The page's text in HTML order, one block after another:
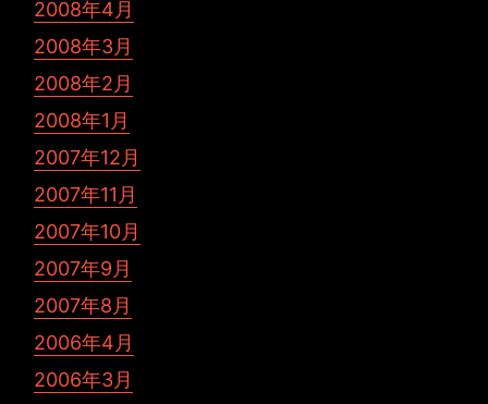
2008年4月
2008年3月
2008年2月
2008年1月
2007年12月
2007年11月
2007年10月
2007年9月
2007年8月
2006年4月
2006年3月